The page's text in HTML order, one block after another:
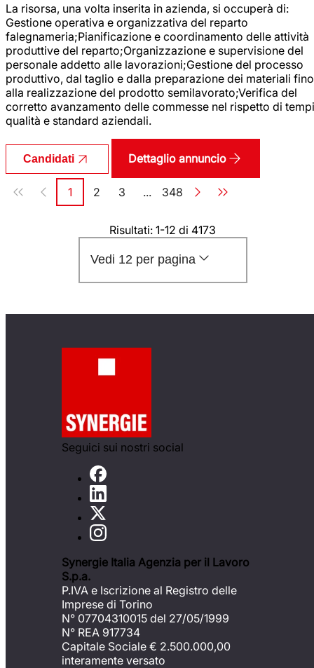
La risorsa, una volta inserita in azienda, si occuperà di:
Gestione operativa e organizzativa del reparto
falegnameria;Pianificazione e coordinamento delle attività
produttive del reparto;Organizzazione e supervisione del
personale addetto alle lavorazioni;Gestione del processo
produttivo, dal taglio e dalla preparazione dei materiali fino
alla realizzazione del prodotto semilavorato;Verifica del
corretto avanzamento delle commesse nel rispetto di
qualità e standard aziendali.
Candidati Dettaglio annuncio
Paginazione
Pagina
1 Pagina
2 Pagina
3 ... Pagina
348
Risultati: 1-12 di 4173
Vedi 12 per pagina
Seguici sui nostri social
Synergie Italia Agenzia per il Lavoro
S.p.a.
P.IVA e Iscrizione al Registro delle
Imprese di Torino
N° 07704310015 del 27/05/1999
N° REA 917734
Capitale Sociale € 2.500.000,00
interamente versato